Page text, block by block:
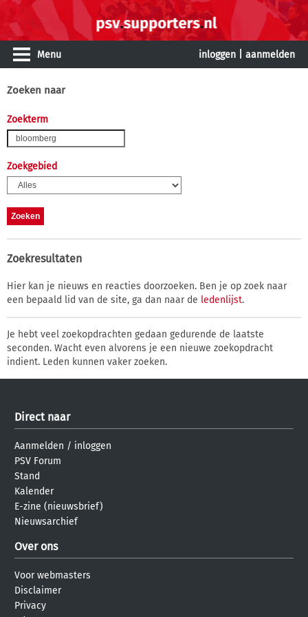
Menu inloggen aanmelden
Zoeken naar
Zoekterm
Zoekgebied
Zoekresultaten
Hier kan je nieuws en reacties doorzoeken. Ben je op zoek naar
een bepaald lid van de site, ga dan naar de ledenlijst.
Je hebt veel zoekopdrachten gedaan gedurende de laatste
seconden. Wacht even alvorens je een nieuwe zoekopdracht
indient. Leden kunnen vaker zoeken.
Direct naar
Aanmelden / inloggen
PSV Forum
Stand
Kalender
E-zine (nieuwsbrief)
Nieuwsarchief
Over ons
Voor webmasters
Disclaimer
Privacy